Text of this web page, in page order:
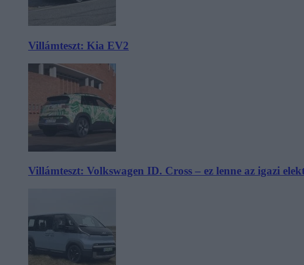
Villámteszt: Kia EV2
Villámteszt: Volkswagen ID. Cross – ez lenne az igazi